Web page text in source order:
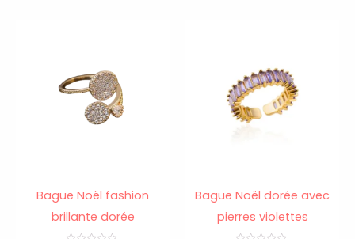
Bague Noël fashion
brillante dorée
Bague Noël dorée avec
pierres violettes